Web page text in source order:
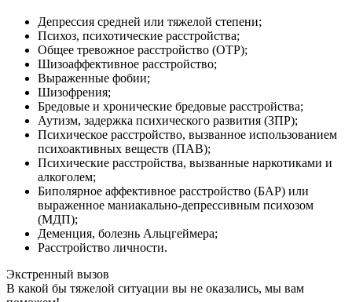
Депрессия средней или тяжелой степени;
Психоз, психотические расстройства;
Общее тревожное расстройство (ОТР);
Шизоаффективное расстройство;
Выраженные фобии;
Шизофрения;
Бредовые и хронические бредовые расстройства;
Аутизм, задержка психического развития (ЗПР);
Психическое расстройство, вызванное использованием
психоактивных веществ (ПАВ);
Психические расстройства, вызванные наркотиками и
алкоголем;
Биполярное аффективное расстройство (БАР) или
выраженное маниакально-депрессивным психозом
(МДП);
Деменция, болезнь Альцгеймера;
Расстройство личности.
Экстренный вызов
В какой бы тяжелой ситуации вы не оказались, мы вам